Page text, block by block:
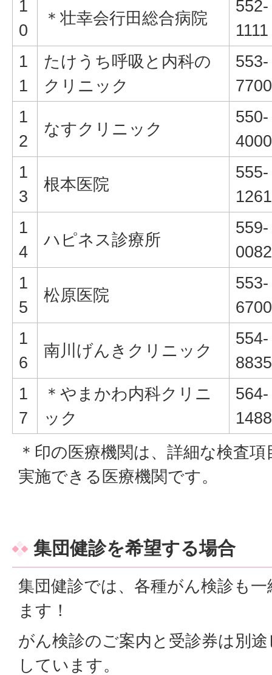
1
0
＊壮幸会行田総合病院
552-
1111
1
1
たけうち呼吸と内科の
クリニック
553-
7700
1
2
なすクリニック
550-
4000
1
3
根本医院
555-
1261
1
4
ハピネス診療所
559-
0082
1
5
松原医院
553-
6700
1
6
南川げんきクリニック
554-
8835
1
7
＊やまかわ内科クリニ
ック
564-
1488
＊印の医療機関は、詳細な検査
実施できる医療機関です。
集団健診を希望する場合
集団健診では、各種がん検診も
ます！
がん検診のご案内と受診券は別
しています。